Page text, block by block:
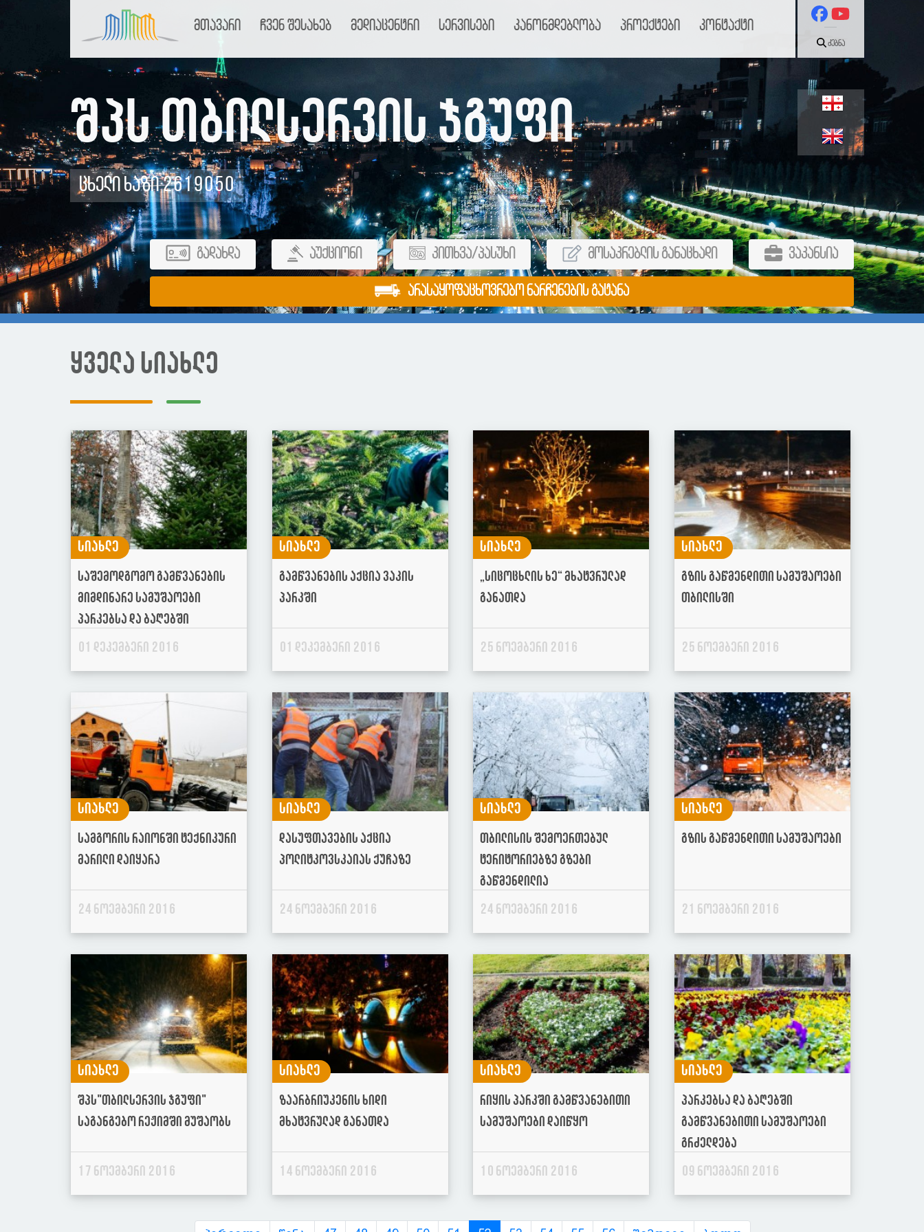
მთავარი ჩვენ შესახებ მედიაცენტრი სერვისები კანონმდებლობა პროექტები კონტაქტი
ძებნა
შპს თბილსერვის ჯგუფი
ცხელი ხაზი 2619050
გადახდა აუქციონი კითხვა/პასუხი მოსაკრებლის განაცხადი ვაკანსია
არასაყოფაცხოვრებო ნარჩენების გატანა
ყველა სიახლე
სიახლე
საშემოდგომო გამწვანების
მიმდინარე სამუშაოები
პარკებსა და ბაღებში
01 დეკემბერი 2016
სიახლე
გამწვანების აქცია ვაკის
პარკში
01 დეკემბერი 2016
სიახლე
„სიცოცხლის ხე“ მხატვრულად
განათდა
25 ნოემბერი 2016
სიახლე
გზის გაწმენდითი სამუშაოები
თბილისში
25 ნოემბერი 2016
სიახლე
სამგორის რაიონში ტექნიკური
მარილი დაიყარა
24 ნოემბერი 2016
სიახლე
დასუფთავების აქცია
პოლიტკოვსკაიას ქუჩაზე
24 ნოემბერი 2016
სიახლე
თბილისის შემოერთებულ
ტერიტორიებზე გზები
გაწმენდილია
24 ნოემბერი 2016
სიახლე
გზის გაწმენდითი სამუშაოები
21 ნოემბერი 2016
სიახლე
შპს"თბილსერვის ჯგუფი"
საგანგებო რეჟიმში მუშაობს
17 ნოემბერი 2016
სიახლე
ზაარბრიუკენის ხიდი
მხატვრულად განათდა
14 ნოემბერი 2016
სიახლე
რიყის პარკში გამწვანებითი
სამუშაოები დაიწყო
10 ნოემბერი 2016
სიახლე
პარკებსა და ბაღებში
გამწვანებითი სამუშაოები
გრძელდება
09 ნოემბერი 2016